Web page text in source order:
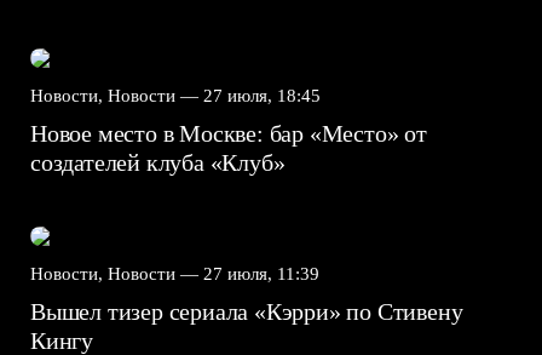
Новости, Новости — 27 июля, 18:45
Новое место в Москве: бар «Место» от
создателей клуба «Клуб»
Новости, Новости — 27 июля, 11:39
Вышел тизер сериала «Кэрри» по Стивену
Кингу